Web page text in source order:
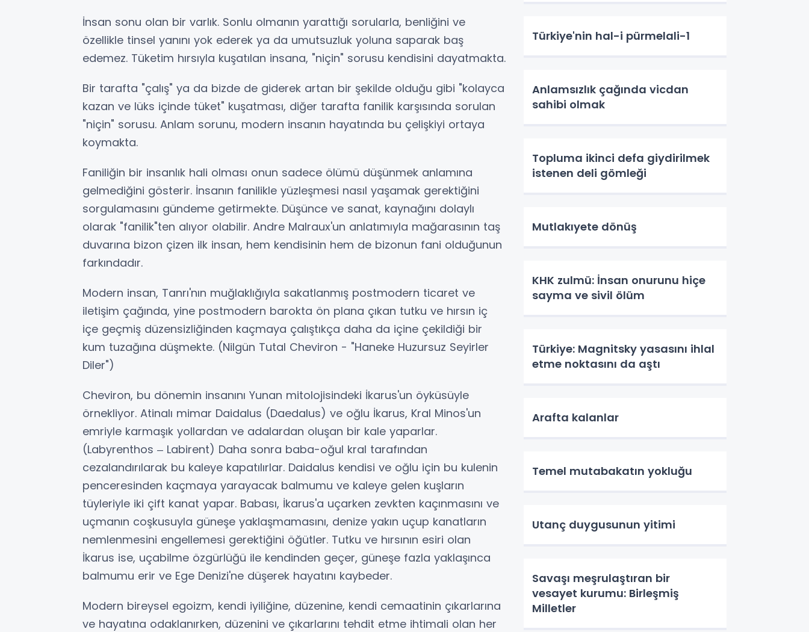
İnsan sonu olan bir varlık. Sonlu olmanın yarattığı sorularla, benliğini ve
özellikle tinsel yanını yok ederek ya da umutsuzluk yoluna saparak baş
edemez. Tüketim hırsıyla kuşatılan insana, "niçin" sorusu kendisini dayatmakta.
Bir tarafta "çalış" ya da bizde de giderek artan bir şekilde olduğu gibi "kolayca
kazan ve lüks içinde tüket" kuşatması, diğer tarafta fanilik karşısında sorulan
"niçin" sorusu. Anlam sorunu, modern insanın hayatında bu çelişkiyi ortaya
koymakta.
Faniliğin bir insanlık hali olması onun sadece ölümü düşünmek anlamına
gelmediğini gösterir. İnsanın fanilikle yüzleşmesi nasıl yaşamak gerektiğini
sorgulamasını gündeme getirmekte. Düşünce ve sanat, kaynağını dolaylı
olarak "fanilik"ten alıyor olabilir. Andre Malraux'un anlatımıyla mağarasının taş
duvarına bizon çizen ilk insan, hem kendisinin hem de bizonun fani olduğunun
farkındadır.
Modern insan, Tanrı'nın muğlaklığıyla sakatlanmış postmodern ticaret ve
iletişim çağında, yine postmodern barokta ön plana çıkan tutku ve hırsın iç
içe geçmiş düzensizliğinden kaçmaya çalıştıkça daha da içine çekildiği bir
kum tuzağına düşmekte. (Nilgün Tutal Cheviron - "Haneke Huzursuz Seyirler
Diler")
Cheviron, bu dönemin insanını Yunan mitolojisindeki İkarus'un öyküsüyle
örnekliyor. Atinalı mimar Daidalus (Daedalus) ve oğlu İkarus, Kral Minos'un
emriyle karmaşık yollardan ve adalardan oluşan bir kale yaparlar.
(Labyrenthos ‒ Labirent) Daha sonra baba-oğul kral tarafından
cezalandırılarak bu kaleye kapatılırlar. Daidalus kendisi ve oğlu için bu kulenin
penceresinden kaçmaya yarayacak balmumu ve kaleye gelen kuşların
tüyleriyle iki çift kanat yapar. Babası, İkarus'a uçarken zevkten kaçınmasını ve
uçmanın coşkusuyla güneşe yaklaşmamasını, denize yakın uçup kanatların
nemlenmesini engellemesi gerektiğini öğütler. Tutku ve hırsının esiri olan
İkarus ise, uçabilme özgürlüğü ile kendinden geçer, güneşe fazla yaklaşınca
balmumu erir ve Ege Denizi'ne düşerek hayatını kaybeder.
Modern bireysel egoizm, kendi iyiliğine, düzenine, kendi cemaatinin çıkarlarına
ve hayatına odaklanırken, düzenini ve çıkarlarını tehdit etme ihtimali olan her
Türkiye'nin hal-i pürmelali-1
Anlamsızlık çağında vicdan
sahibi olmak
Topluma ikinci defa giydirilmek
istenen deli gömleği
Mutlakıyete dönüş
KHK zulmü: İnsan onurunu hiçe
sayma ve sivil ölüm
Türkiye: Magnitsky yasasını ihlal
etme noktasını da aştı
Arafta kalanlar
Temel mutabakatın yokluğu
Utanç duygusunun yitimi
Savaşı meşrulaştıran bir
vesayet kurumu: Birleşmiş
Milletler